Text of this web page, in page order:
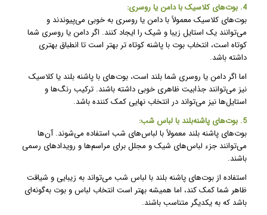
4. بوت‌های کلاسیک با دامن یا روسری:
بوت‌های کلاسیک معمولاً با دامن یا روسری به خوبی می‌پیوندند و
می‌توانند یک استایل زیبا و شیک را ایجاد کنند. اگر دامن یا روسری شما
کوتاه است، انتخاب بوت با پاشنه کوتاه تر بهتر است تا انطباق بهتری
داشته باشد.
اما اگر دامن یا روسری شما بلند است، بوت‌های با پاشنه بلند یا کلاسیک
نیز می‌توانند جذابیت ظاهری خوبی داشته باشند. ترکیب رنگ‌ها و
استایل‌ها نیز می‌تواند در انتخاب نهایی کمک کننده باشد.
5. بوت‌های پاشنه‌بلند با لباس شب:
بوت‌های پاشنه بلند معمولاً با لباس‌های شب استفاده می‌شوند. آن‌ها
می‌توانند جزء لباس‌های شیک و مجلل برای مراسم‌ها و رویدادهای رسمی
باشند.
استفاده از بوت‌های پاشنه بلند با لباس شب می‌تواند به زیبایی و شیاقت
ظاهر شما کمک کند، اما همیشه بهتر است انتخاب لباس و بوت به‌گونه‌ای
باشد که به یکدیگر متناسب باشند.